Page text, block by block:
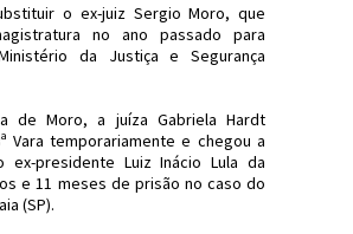
o ex-juiz Sergio Moro, que
no ano passado para
da Justiça e Segurança
de Moro, a juíza Gabriela Hardt
Vara temporariamente e chegou a
ex-presidente Luiz Inácio Lula da
e 11 meses de prisão no caso do
(SP).